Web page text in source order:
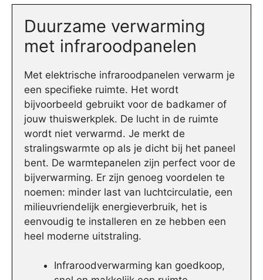
Duurzame verwarming
met infraroodpanelen
Met elektrische infraroodpanelen verwarm je
een specifieke ruimte. Het wordt
bijvoorbeeld gebruikt voor de badkamer of
jouw thuiswerkplek. De lucht in de ruimte
wordt niet verwarmd. Je merkt de
stralingswarmte op als je dicht bij het paneel
bent. De warmtepanelen zijn perfect voor de
bijverwarming. Er zijn genoeg voordelen te
noemen: minder last van luchtcirculatie, een
milieuvriendelijk energieverbruik, het is
eenvoudig te installeren en ze hebben een
heel moderne uitstraling.
Infraroodverwarming kan goedkoop,